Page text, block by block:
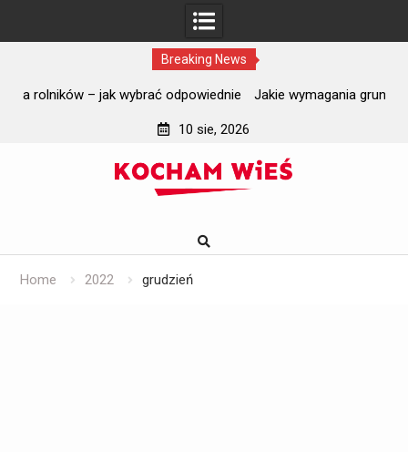
Breaking News
Jakie wymagania gruntowe trzeba spełnić przed instalacją
10 sie, 2026
Home 2022 grudzień